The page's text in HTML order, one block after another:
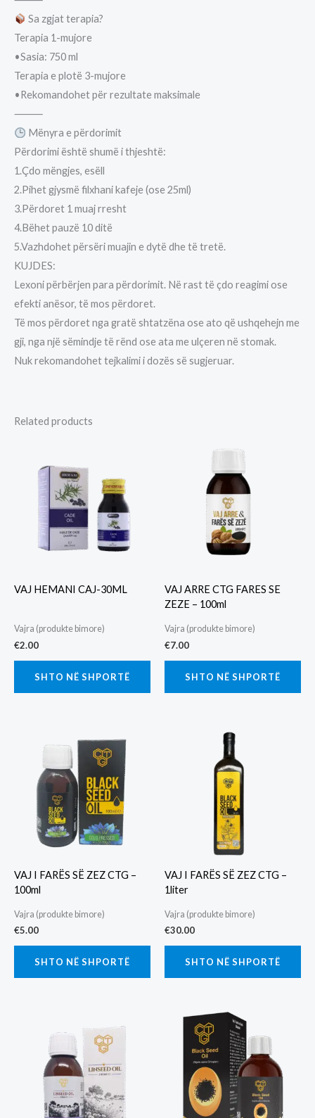
Sa zgjat terapia?
Terapia 1-mujore
•Sasia: 750 ml
Terapia e plotë 3-mujore
•Rekomandohet për rezultate maksimale
⸻
Mënyra e përdorimit
Përdorimi është shumë i thjeshtë:
1.Çdo mëngjes, esëll
2.Pihet gjysmë filxhani kafeje (ose 25ml)
3.Përdoret 1 muaj rresht
4.Bëhet pauzë 10 ditë
5.Vazhdohet përsëri muajin e dytë dhe të tretë.
KUJDES:
Lexoni përbërjen para përdorimit. Në rast të çdo reagimi ose
efekti anësor, të mos përdoret.
Të mos përdoret nga gratë shtatzëna ose ato që ushqehejn me
gji, nga një sëmindje të rënd ose ata me ulçeren në stomak.
Nuk rekomandohet tejkalimi i dozës së sugjeruar.
Related products
VAJ HEMANI CAJ-30ML
Vajra (produkte bimore)
€2.00
SHTO NË SHPORTË
VAJ ARRE CTG FARES SE
ZEZE – 100ml
Vajra (produkte bimore)
€7.00
SHTO NË SHPORTË
VAJ I FARËS SË ZEZ CTG –
100ml
Vajra (produkte bimore)
€5.00
SHTO NË SHPORTË
VAJ I FARËS SË ZEZ CTG –
1liter
Vajra (produkte bimore)
€30.00
SHTO NË SHPORTË